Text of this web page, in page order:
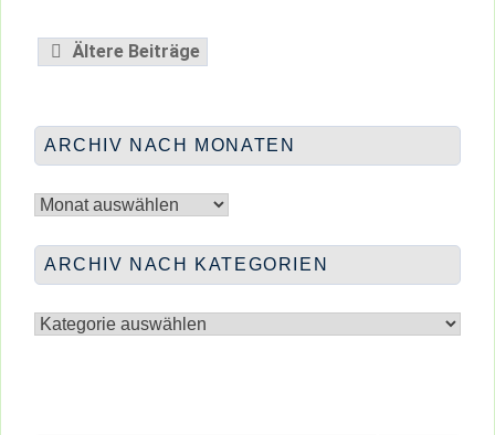
Beitragsnavigation
Ältere Beiträge
ARCHIV NACH MONATEN
nach
ARCHIV NACH KATEGORIEN
nach